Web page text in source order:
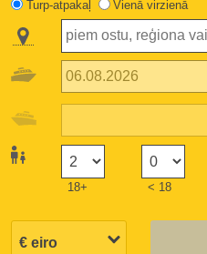
Turp-atpakaļ Vienā virzienā
18+ < 18